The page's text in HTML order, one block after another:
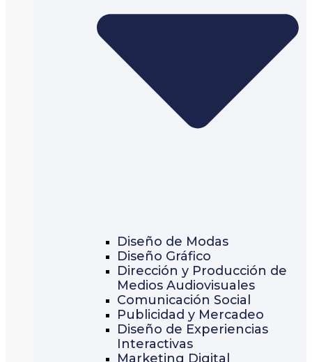
Diseño de Modas
Diseño Gráfico
Dirección y Producción de
Medios Audiovisuales
Comunicación Social
Publicidad y Mercadeo
Diseño de Experiencias
Interactivas
Marketing Digital